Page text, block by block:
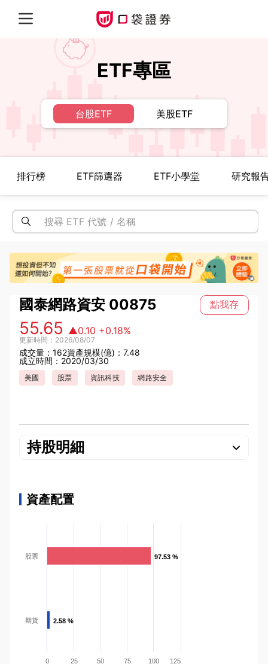
ETF專區
台股ETF 美股ETF
排行榜 ETF篩選器 ETF小學堂 研究報
國泰網路資安 00875 點我存
55.65 ▲0.10 +0.18%
更新時間：2026/08/07
成交量：162資產規模(億)：7.48
成立時間：2020/03/30
美國 股票 資訊科技 網路安全
持股明細
資產配置
97.53 %
97.53 %
2.58 %
2.58 %
股票
期貨
0 25 50 75 100 125